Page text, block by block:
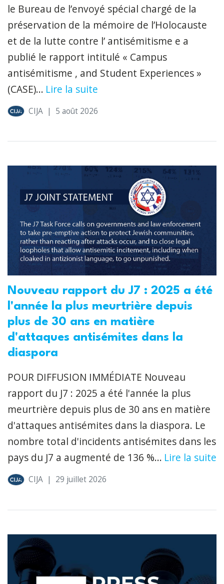
le Bureau de l’envoyé spécial chargé de la
préservation de la mémoire de l’Holocauste
et de la lutte contre l’ antisémitisme e a
publié le rapport intitulé « Campus
antisémitisme , and Student Experiences »
(CASE)... Lire la suite
CIJA | 5 août 2026
Nouveau rapport du J7 : 2025 a été
l'année la plus meurtrière depuis
plus de 30 ans en matière
d'attaques antisémites dans la
diaspora
POUR DIFFUSION IMMÉDIATE Nouveau
rapport du J7 : 2025 a été l'année la plus
meurtrière depuis plus de 30 ans en matière
d'attaques antisémites dans la diaspora. Le
nombre total d'incidents antisémites dans les
pays du J7 a augmenté de 136 %... Lire la suite
CIJA | 29 juillet 2026